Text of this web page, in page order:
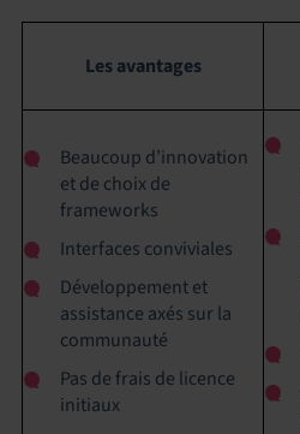
Les avantages
Beaucoup d’innovation
et de choix de
frameworks
Interfaces conviviales
Développement et
assistance axés sur la
communauté
Pas de frais de licence
initiaux